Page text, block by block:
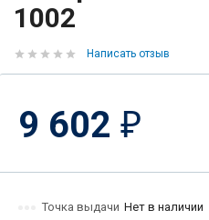
1002
Написать отзыв
9 602 ₽
Точка выдачи Нет в наличии